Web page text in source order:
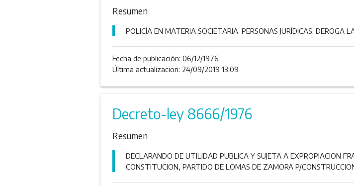
Resumen
POLICÍA EN MATERIA SOCIETARIA. PERSONAS JURÍDICAS. DEROGA
Fecha de publicación: 06/12/1976
Última actualizacion: 24/09/2019 13:09
Decreto-ley 8666/1976
Resumen
DECLARANDO DE UTILIDAD PUBLICA Y SUJETA A EXPROPIACION
CONSTITUCION, PARTIDO DE LOMAS DE ZAMORA P/